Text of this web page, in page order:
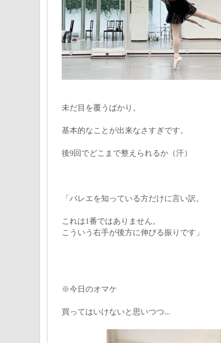
未だ目を覆うばかり。
基本的なことが出来なさすぎです。
後9回でどこまで整えられるか（汗）
「バレエを知っている方だけに言い訳。
これは1番ではありません。
こういう右手が後方に伸びる振りです」
※今日のオマケ
買ってはいけないと思いつつ...